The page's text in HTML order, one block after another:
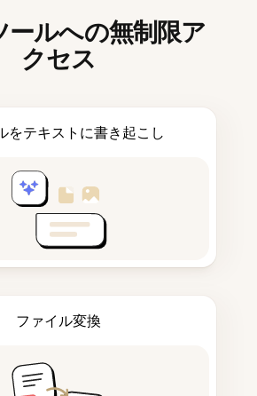
ールへの無制限ア
クセス
をテキストに書き起こし
ファイル変換